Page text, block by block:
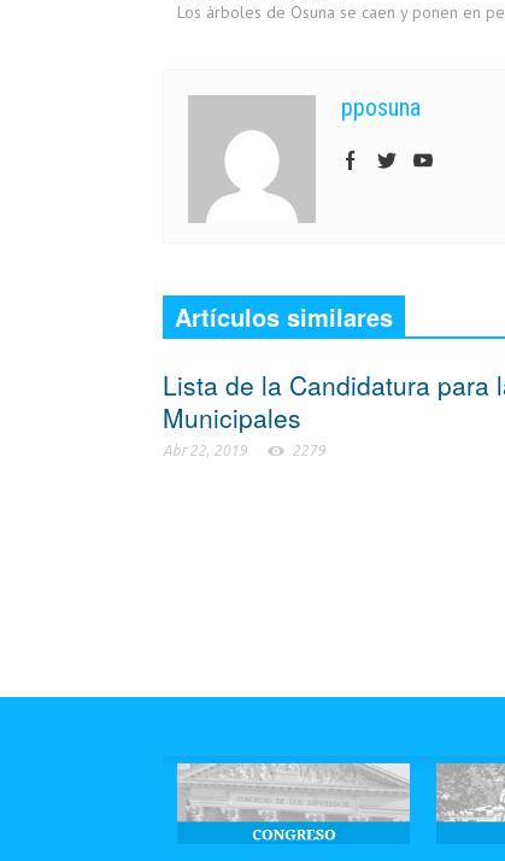
Los árboles de Osuna se caen y ponen en
pposuna
Artículos similares
Lista de la Candidatura para
Municipales
Abr 22, 2019 2279